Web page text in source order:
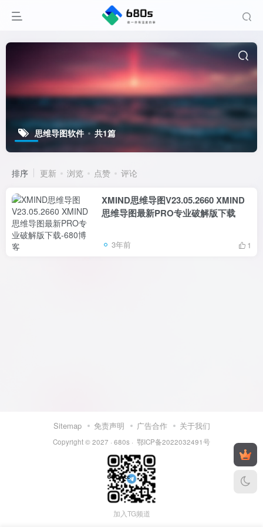
思维导图软件 共1篇
排序 更新 浏览 点赞 评论
XMIND思维导图V23.05.2660 XMIND
思维导图最新PRO专业破解版下载
3年前 1
Sitemap 免责声明 广告合作 关于我们
Copyright © 2027 · 680s · 鄂ICP备2022032491号
加入TG频道